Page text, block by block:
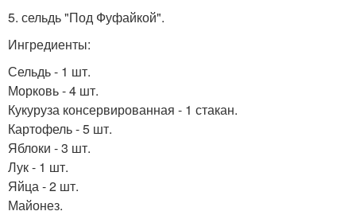
5. сельдь "Под Фуфайкой".
Ингредиенты:
Сельдь - 1 шт.
Морковь - 4 шт.
Кукуруза консервированная - 1 стакан.
Картофель - 5 шт.
Яблоки - 3 шт.
Лук - 1 шт.
Яйца - 2 шт.
Майонез.